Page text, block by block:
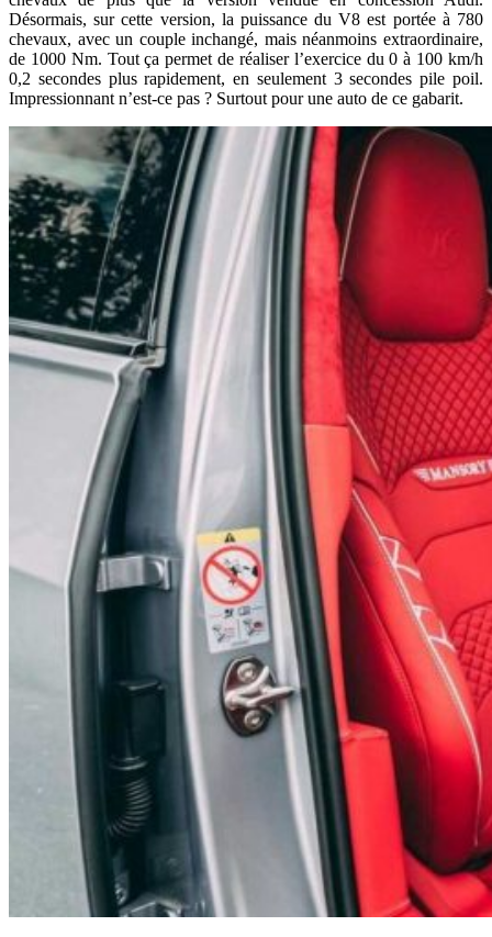
Désormais, sur cette version, la puissance du V8 est portée à 780
chevaux, avec un couple inchangé, mais néanmoins extraordinaire,
de 1000 Nm. Tout ça permet de réaliser l’exercice du 0 à 100 km/h
0,2 secondes plus rapidement, en seulement 3 secondes pile poil.
Impressionnant n’est-ce pas ? Surtout pour une auto de ce gabarit.